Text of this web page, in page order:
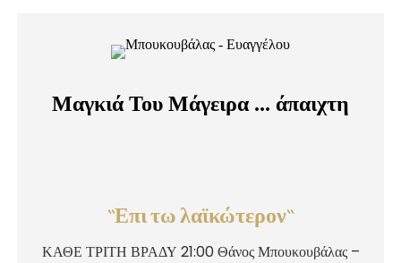
Μαγκιά Του Μάγειρα ... άπαιχτη
``Επι τω λαϊκώτερον``
ΚΑΘΕ ΤΡΙΤΗ ΒΡΑΔΥ 21:00 Θάνος Μπουκουβάλας –